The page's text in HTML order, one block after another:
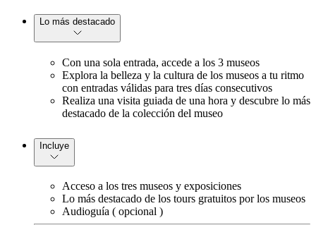
Lo más destacado
Con una sola entrada, accede a los 3 museos
Explora la belleza y la cultura de los museos a tu ritmo
con entradas válidas para tres días consecutivos
Realiza una visita guiada de una hora y descubre lo más
destacado de la colección del museo
Incluye
Acceso a los tres museos y exposiciones
Lo más destacado de los tours gratuitos por los museos
Audioguía ( opcional )